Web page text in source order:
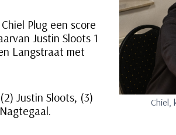
Chiel,
Plug een score
Justin Sloots 1
Langstraat met
Justin Sloots, (3)